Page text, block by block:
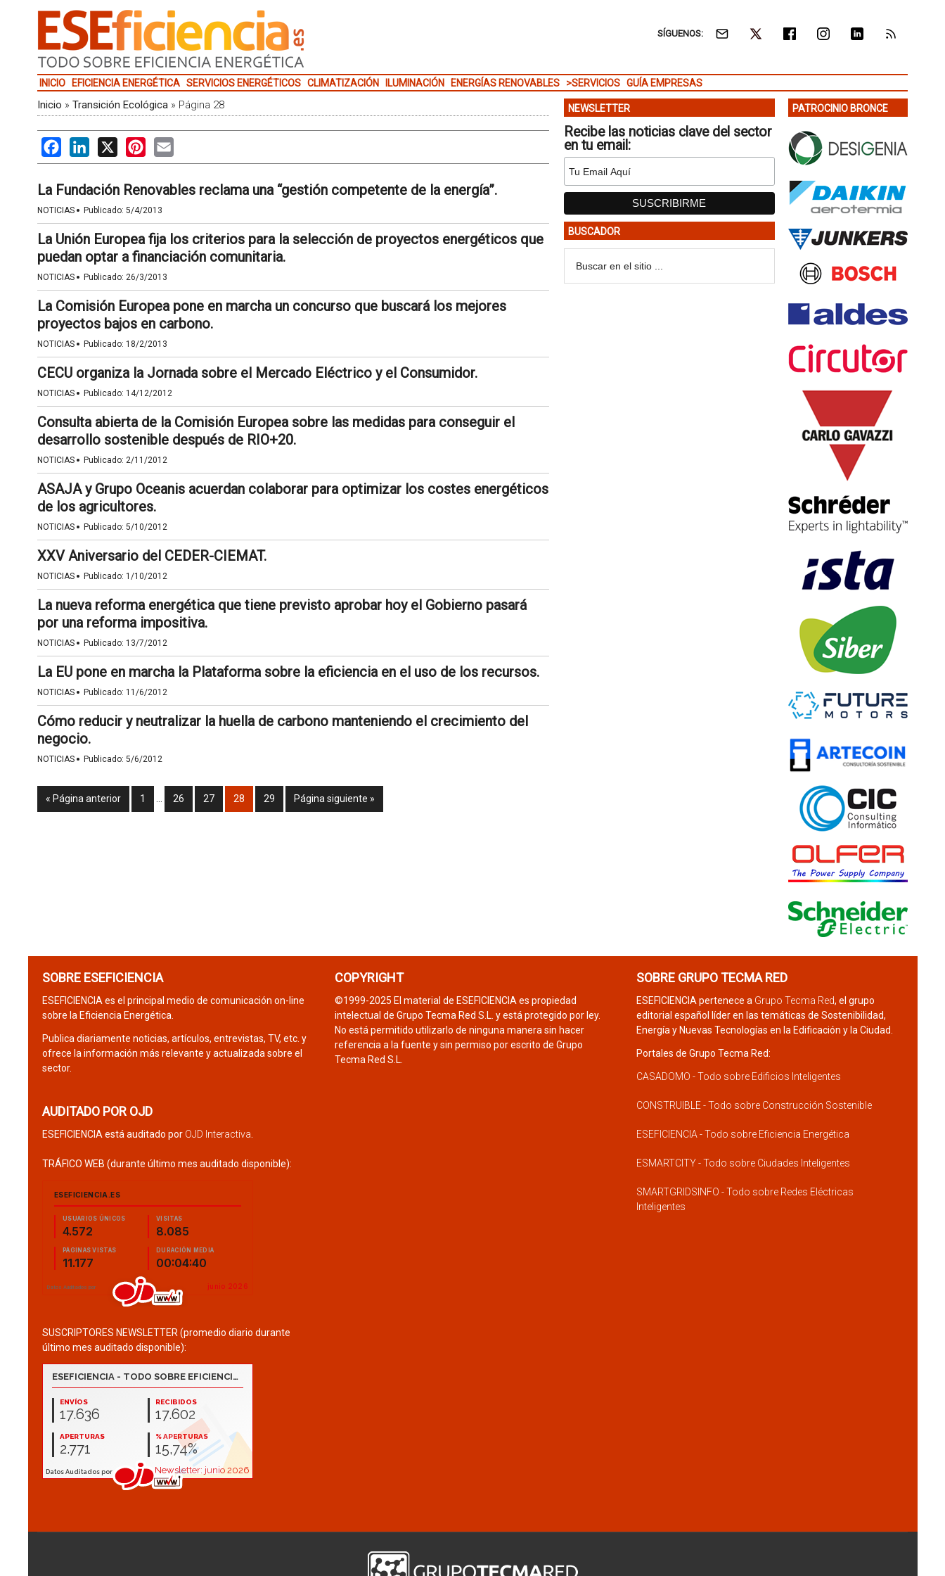
SÍGUENOS:
INICIO EFICIENCIA ENERGÉTICA SERVICIOS ENERGÉTICOS CLIMATIZACIÓN ILUMINACIÓN ENERGÍAS RENOVABLES >SERVICIOS GUÍA EMPRESAS
Inicio » Transición Ecológica» Página 28
FacebookLinkedIn
X PinterestEmail
La Fundación Renovables reclama una “gestión competente de la energía”.
NOTICIAS · Publicado: 5/4/2013
La Unión Europea fija los criterios para la selección de proyectos energéticos que
puedan optar a financiación comunitaria.
NOTICIAS · Publicado: 26/3/2013
La Comisión Europea pone en marcha un concurso que buscará los mejores
proyectos bajos en carbono.
NOTICIAS · Publicado: 18/2/2013
CECU organiza la Jornada sobre el Mercado Eléctrico y el Consumidor.
NOTICIAS · Publicado: 14/12/2012
Consulta abierta de la Comisión Europea sobre las medidas para conseguir el
desarrollo sostenible después de RIO+20.
NOTICIAS · Publicado: 2/11/2012
ASAJA y Grupo Oceanis acuerdan colaborar para optimizar los costes energéticos
de los agricultores.
NOTICIAS · Publicado: 5/10/2012
XXV Aniversario del CEDER-CIEMAT.
NOTICIAS · Publicado: 1/10/2012
La nueva reforma energética que tiene previsto aprobar hoy el Gobierno pasará
por una reforma impositiva.
NOTICIAS · Publicado: 13/7/2012
La EU pone en marcha la Plataforma sobre la eficiencia en el uso de los recursos.
NOTICIAS · Publicado: 11/6/2012
Cómo reducir y neutralizar la huella de carbono manteniendo el crecimiento del
negocio.
NOTICIAS · Publicado: 5/6/2012
« Página anterior 1 26 27 28 29 Página siguiente »
NEWSLETTER
Recibe las noticias clave del sector
en tu email:
BUSCADOR
PATROCINIO BRONCE
SOBRE ESEFICIENCIA
ESEFICIENCIA es el principal medio de comunicación on-line
sobre la Eficiencia Energética.
Publica diariamente noticias, artículos, entrevistas, TV, etc. y
ofrece la información más relevante y actualizada sobre el
sector.
AUDITADO POR OJD
ESEFICIENCIA está auditado por OJD Interactiva
TRÁFICO WEB (durante último mes auditado disponible):
SUSCRIPTORES NEWSLETTER (promedio diario durante
último mes auditado disponible):
COPYRIGHT
©1999-2025 El material de ESEFICIENCIA es propiedad
intelectual de Grupo Tecma Red S.L. y está protegido por ley.
No está permitido utilizarlo de ninguna manera sin hacer
referencia a la fuente y sin permiso por escrito de Grupo
Tecma Red S.L.
SOBRE GRUPO TECMA RED
ESEFICIENCIA pertenece a Grupo Tecma Red, el grupo
editorial español líder en las temáticas de Sostenibilidad,
Energía y Nuevas Tecnologías en la Edificación y la Ciudad.
Portales de Grupo Tecma Red:
CASADOMO - Todo sobre Edificios Inteligentes
CONSTRUIBLE - Todo sobre Construcción Sostenible
ESEFICIENCIA - Todo sobre Eficiencia Energética
ESMARTCITY - Todo sobre Ciudades Inteligentes
SMARTGRIDSINFO - Todo sobre Redes Eléctricas
Inteligentes